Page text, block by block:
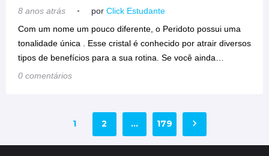
8 anos atrás por Click Estudante
Com um nome um pouco diferente, o Peridoto possui uma
tonalidade única . Esse cristal é conhecido por atrair diversos
tipos de benefícios para a sua rotina. Se você ainda…
0 comentários
1 2 … 179